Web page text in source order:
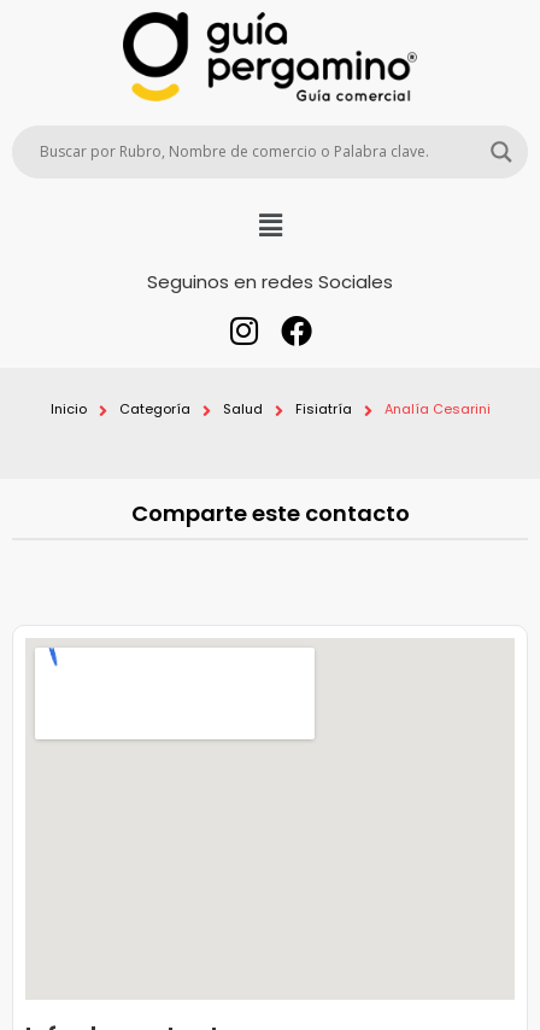
Seguinos en redes Sociales
Inicio Categoría Salud Fisiatría Analía Cesarini
Comparte este contacto